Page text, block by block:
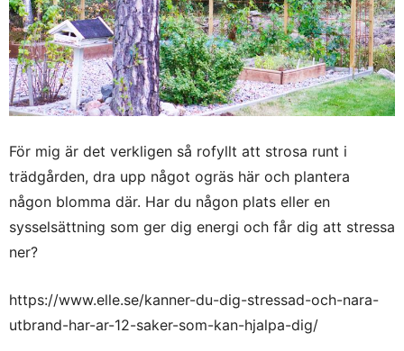
För mig är det verkligen så rofyllt att strosa runt i
trädgården, dra upp något ogräs här och plantera
någon blomma där. Har du någon plats eller en
sysselsättning som ger dig energi och får dig att stressa
ner?
https://www.elle.se/kanner-du-dig-stressad-och-nara-
utbrand-har-ar-12-saker-som-kan-hjalpa-dig/